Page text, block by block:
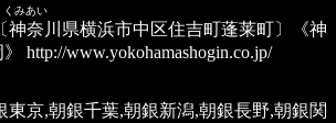
くみあい
〔神奈川県横浜市中区住吉町蓬莱町〕《神
http://www.yokohamashogin.co.jp/
東京,朝銀千葉,朝銀新潟,朝銀長野,朝銀関